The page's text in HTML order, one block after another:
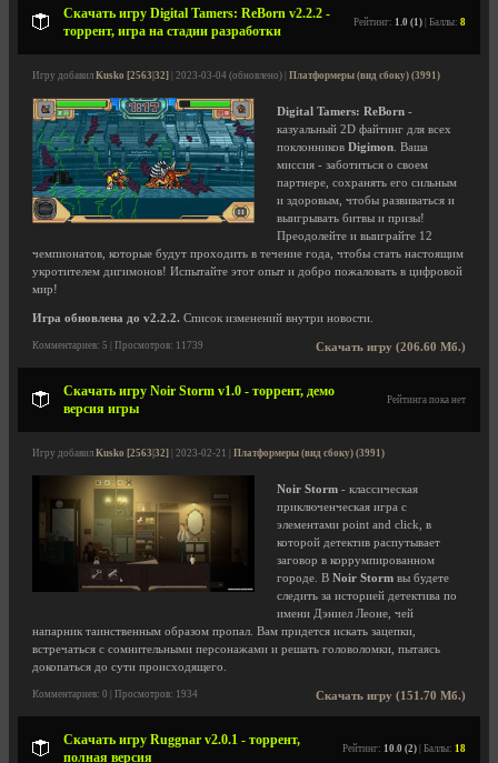
Скачать игру Digital Tamers: ReBorn v2.2.2 -
торрент, игра на стадии разработки
Рейтинг: 1.0 (1) | Баллы: 8
Игру добавил Kusko [2563|32] | 2023-03-04 (обновлено) | Платформеры (вид сбоку) (3991)
Digital Tamers: ReBorn -
казуальный 2D файтинг для всех
поклонников Digimon . Ваша
миссия - заботиться о своем
партнере, сохранять его сильным
и здоровым, чтобы развиваться и
выигрывать битвы и призы!
Преодолейте и выиграйте 12
чемпионатов, которые будут проходить в течение года, чтобы стать настоящим
укротителем дигимонов! Испытайте этот опыт и добро пожаловать в цифровой
мир!
Игра обновлена до v2.2.2. Список изменений внутри новости.
Скачать игру (206.60 Мб.)
Комментариев: 5 | Просмотров: 11739
Скачать игру Noir Storm v1.0 - торрент, демо
версия игры
Рейтинга пока нет
Игру добавил Kusko [2563|32] | 2023-02-21 | Платформеры (вид сбоку) (3991)
Noir Storm - классическая
приключенческая игра с
элементами point and click, в
которой детектив распутывает
заговор в коррумпированном
городе. В Noir Storm вы будете
следить за историей детектива по
имени Дэниел Леоне, чей
напарник таинственным образом пропал. Вам придется искать зацепки,
встречаться с сомнительными персонажами и решать головоломки, пытаясь
докопаться до сути происходящего.
Скачать игру (151.70 Мб.)
Комментариев: 0 | Просмотров: 1934
Скачать игру Ruggnar v2.0.1 - торрент,
полная версия
Рейтинг: 10.0 (2) | Баллы: 18